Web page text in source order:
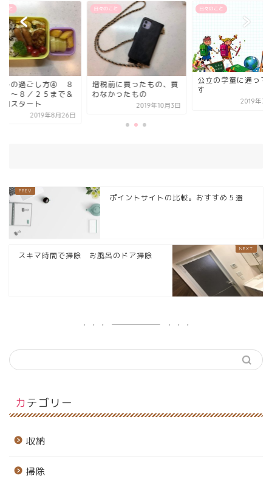
こと
みの過ごし方④ ８
９～８／２５まで＆
期スタート
2019年8月26日
日々のこと
増税前に買ったもの、買
わなかったもの
2019年10月3日
日々のこと
公立の学童に通って
す
2019年7
ポイントサイトの比較。おすすめ５選
スキマ時間で掃除 お風呂のドア掃除
カテゴリー
収納
掃除